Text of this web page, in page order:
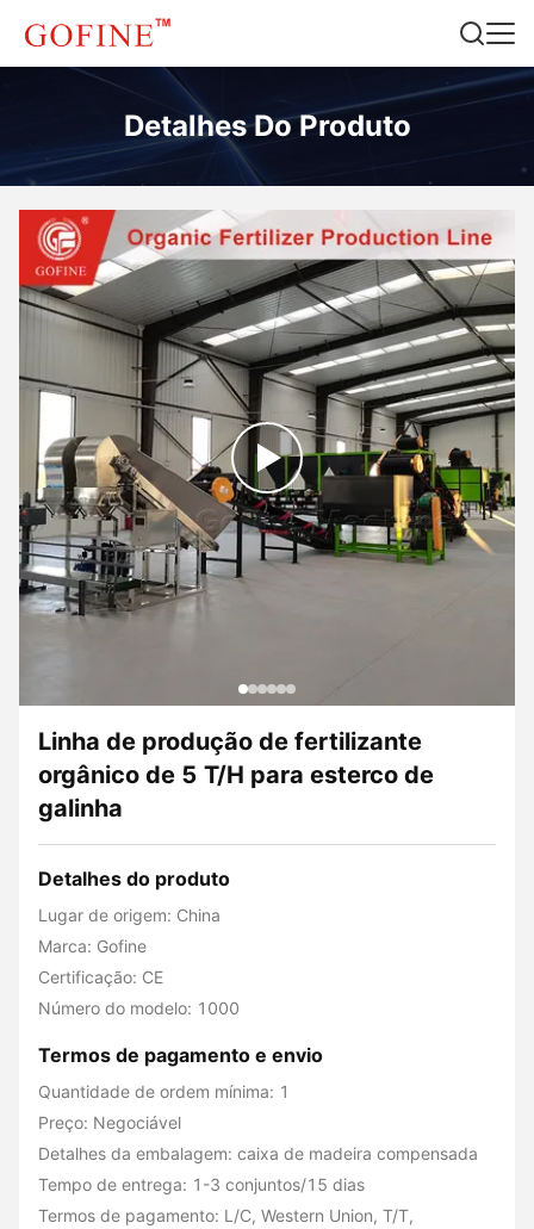
Detalhes Do Produto
Linha de produção de fertilizante
orgânico de 5 T/H para esterco de
galinha
Detalhes do produto
Lugar de origem: China
Marca: Gofine
Certificação: CE
Número do modelo: 1000
Termos de pagamento e envio
Quantidade de ordem mínima: 1
Preço: Negociável
Detalhes da embalagem: caixa de madeira compensada
Tempo de entrega: 1-3 conjuntos/15 dias
Termos de pagamento: L/C, Western Union, T/T,